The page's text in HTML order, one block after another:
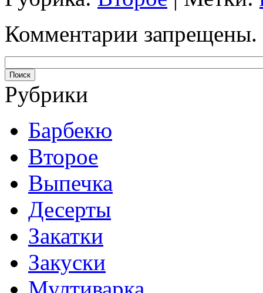
Комментарии запрещены.
Рубрики
Барбекю
Второе
Выпечка
Десерты
Закатки
Закуски